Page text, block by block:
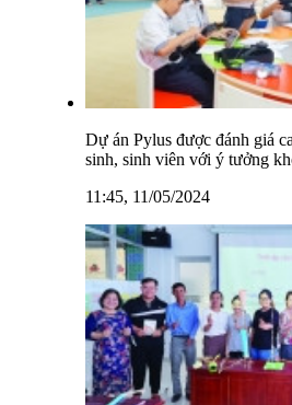
Dự án Pylus được đánh giá
sinh, sinh viên với ý tưởng
11:45, 11/05/2024